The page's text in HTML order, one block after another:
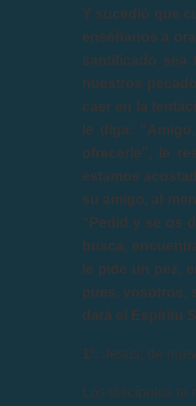
Y sucedió que
enséñanos a
santificado sea
nuestros
caer en la
le diga:
ofrecerle", le
estamos
su amigo, al
“Pedid y se os
busca,
le pide un pez,
pues, vosotros,
dará el Espíritu
1º. Jesús, de
Los discípulos